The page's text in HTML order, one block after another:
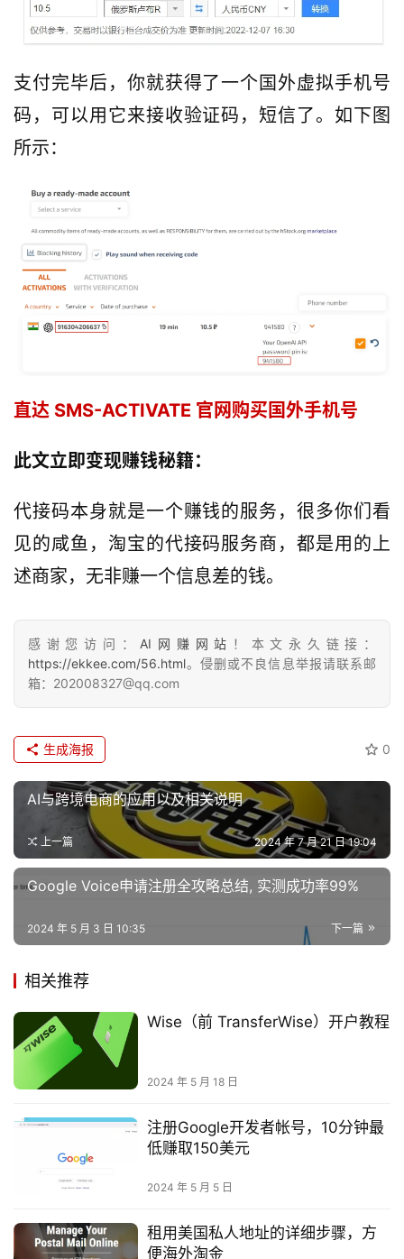
支付完毕后，你就获得了一个国外虚拟手机号
码，可以用它来接收验证码，短信了。如下图
所示：
直达 SMS-ACTIVATE 官网购买国外手机号
此文立即变现赚钱秘籍：
代接码本身就是一个赚钱的服务，很多你们看
见的咸鱼，淘宝的代接码服务商，都是用的上
述商家，无非赚一个信息差的钱。
感谢您访问： AI网赚网站 ！本文永久链接：
https://ekkee.com/56.html。侵删或不良信息举报请联系邮
箱：202008327@qq.com
0
生成海报
AI与跨境电商的应用以及相关说明
上一篇 2024 年 7 月 21 日 19:04
Google Voice申请注册全攻略总结, 实测成功率99%
下一篇
2024 年 5 月 3 日 10:35
相关推荐
Wise（前 TransferWise）开户教程
2024 年 5 月 18 日
注册Google开发者帐号，10分钟最
低赚取150美元
2024 年 5 月 5 日
租用美国私人地址的详细步骤，方
便海外淘金